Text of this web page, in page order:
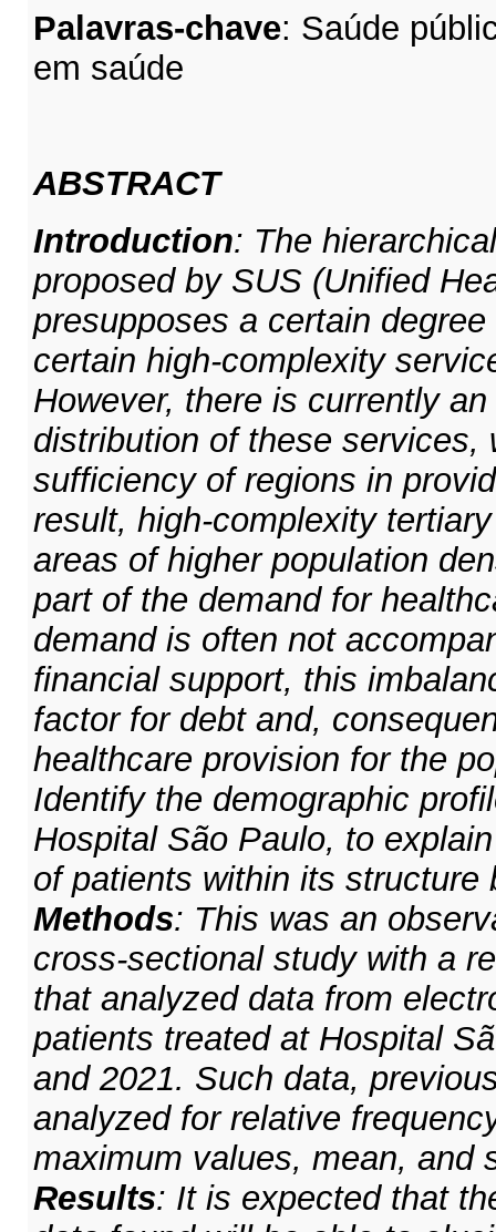
Palavras-chave: Saúde
em saúde
ABSTRACT
Introduction: The
proposed by SUS (Unified
presupposes a certain
certain high-complexity
However, there is currently
distribution of these services,
sufficiency of regions in
result, high-complexity
areas of higher population
part of the demand for
demand is often not
financial support, this
factor for debt and,
healthcare provision for the
Identify the demographic
Hospital São Paulo, to
of patients within its structure
Methods: This was an
cross-sectional study with a
that analyzed data from
patients treated at Hospital
and 2021. Such data,
analyzed for relative
maximum values, mean, and
Results: It is expected that